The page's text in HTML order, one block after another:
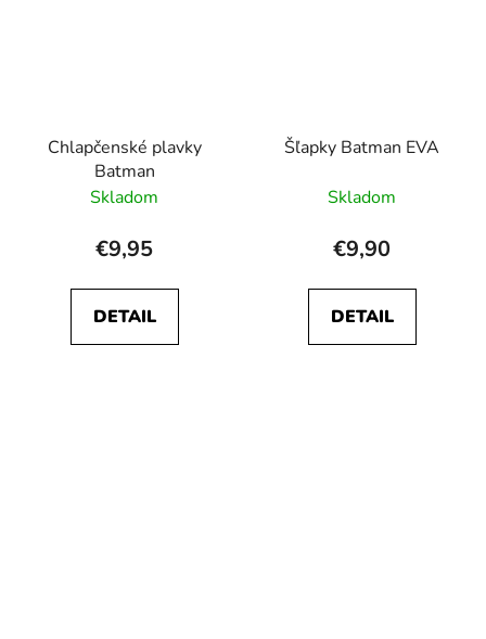
Chlapčenské plavky
Batman
Skladom
€9,95
DETAIL
Šľapky Batman EVA
Skladom
€9,90
DETAIL